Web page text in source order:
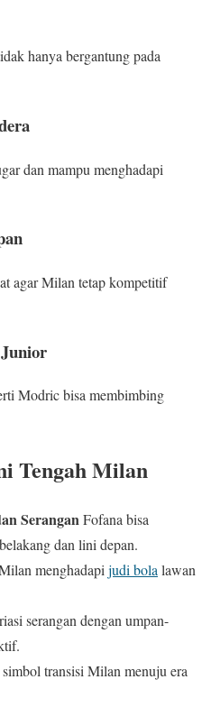
hanya bergantung pada
dan mampu menghadapi
agar Milan tetap kompetitif
Modric bisa membimbing
Tengah Milan
SeranganFofana bisa
dan lini depan.
menghadapijudi bolalawan
serangan dengan umpan-
transisi Milan menuju era